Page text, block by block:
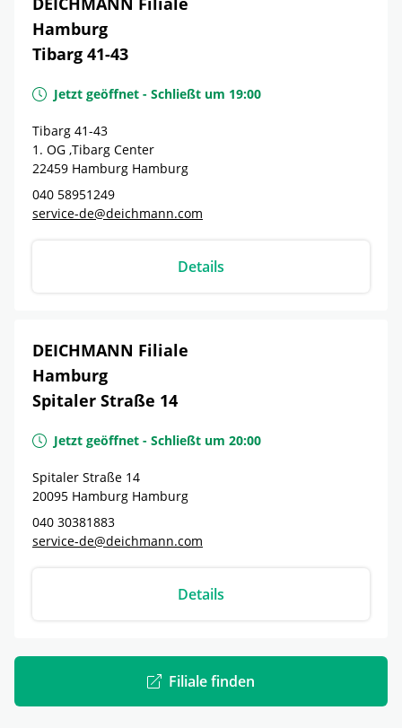
Hamburg
Tibarg 41-43
Jetzt geöffnet - Schließt um 19:00
Tibarg 41-43
1. OG ,Tibarg Center
22459 Hamburg Hamburg
040 58951249
service-de@deichmann.com
Details
DEICHMANN Filiale
Hamburg
Spitaler Straße 14
Jetzt geöffnet - Schließt um 20:00
Spitaler Straße 14
20095 Hamburg Hamburg
040 30381883
service-de@deichmann.com
Details
Filiale finden